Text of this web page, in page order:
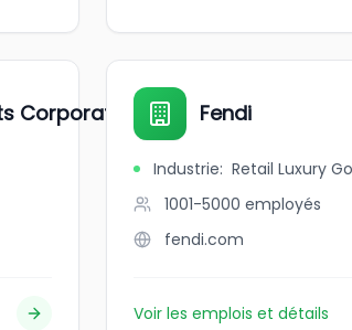
Corporation Fendi
Industrie: Retail Luxury
1001-5000 employés
fendi.com
Voir les emplois et détails